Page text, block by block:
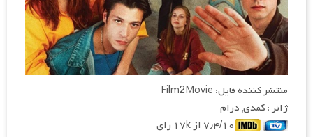
منتشر کننده فایل: Film2Movie
ژانر : کمدی, درام
۷٫۴/۱۰ از ۱۷k رای